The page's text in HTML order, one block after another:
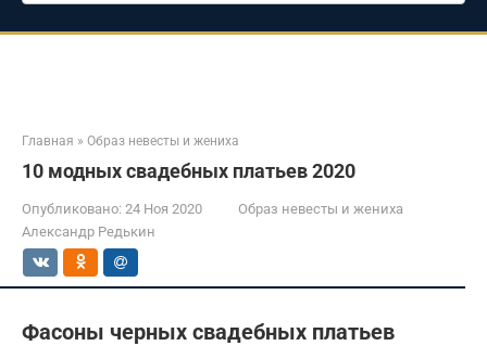
Главная » Образ невесты и жениха
10 модных свадебных платьев 2020
Опубликовано: 24 Ноя 2020
Образ невесты и жениха
Александр Редькин
Фасоны черных свадебных платьев